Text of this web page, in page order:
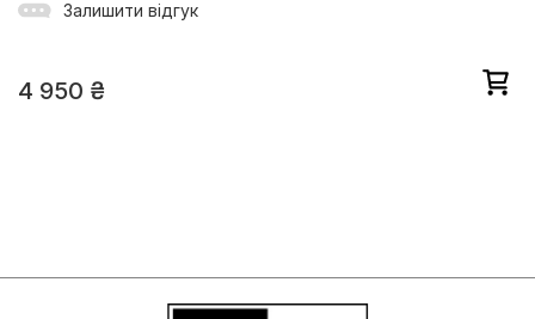
Залишити відгук
4 950 ₴